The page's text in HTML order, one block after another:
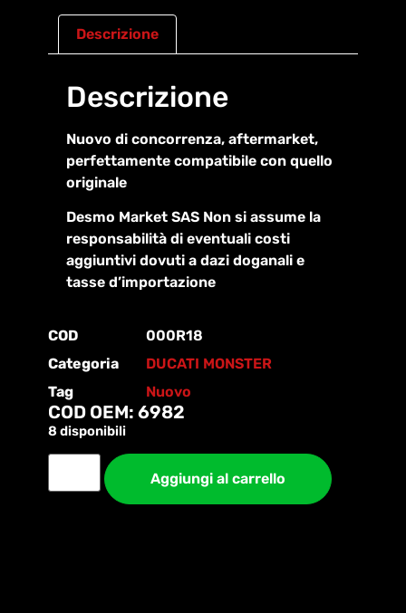
Descrizione
Descrizione
Nuovo di concorrenza, aftermarket,
perfettamente compatibile con quello
originale
Desmo Market SAS Non si assume la
responsabilità di eventuali costi
aggiuntivi dovuti a dazi doganali e
tasse d’importazione
COD
000R18
Categoria
DUCATI MONSTER
Tag
Nuovo
COD OEM: 6982
8 disponibili
Aggiungi al carrello